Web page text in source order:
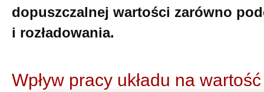
dopuszczalnej wartości zarówno
i rozładowania.
Wpływ pracy układu na